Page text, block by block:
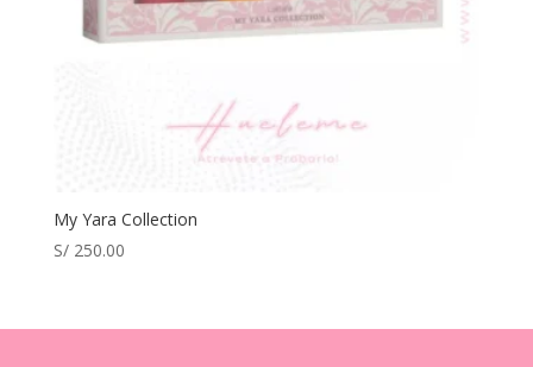
My Yara Collection
S/250.00